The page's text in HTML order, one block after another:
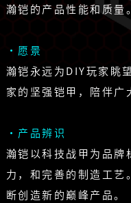
瀚铠的产品性能和质量
·愿景
瀚铠永远为DIY玩家眺
家的坚强铠甲，陪伴广
·产品辨识
瀚铠以科技战甲为品牌
力，和完善的制造工艺
断创造新的巅峰产品。